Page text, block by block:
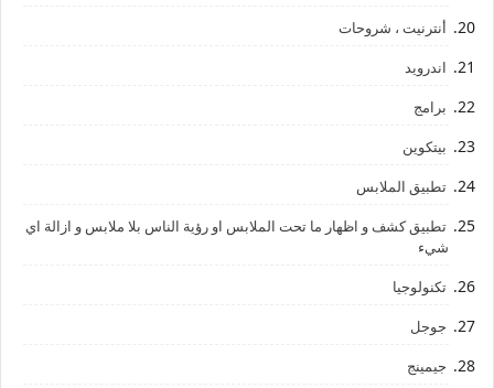
أنترنيت ، شروحات
اندرويد
برامج
بيتكوين
تطبيق الملابس
تطبيق كشف و اظهار ما تحت الملابس او رؤية الناس بلا ملابس و ازالة اي
شيء
تكنولوجيا
جوجل
جيمينج